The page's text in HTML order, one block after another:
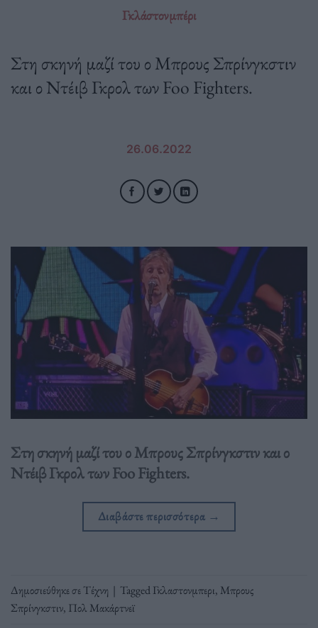
Γκλάστονμπέρι
Στη σκηνή μαζί του ο Μπρους Σπρίνγκστιν
και ο Ντέιβ Γκρολ των Foo Fighters.
26.06.2022
Στη σκηνή μαζί του ο Μπρους Σπρίνγκστιν και ο
Ντέιβ Γκρολ των Foo Fighters.
Διαβάστε περισσότερα →
Δημοσιεύθηκε σεΤέχνη | TaggedΓκλαστονμπερι, Μπρους
Σπρίνγκστιν, Πολ Μακάρτνεϊ